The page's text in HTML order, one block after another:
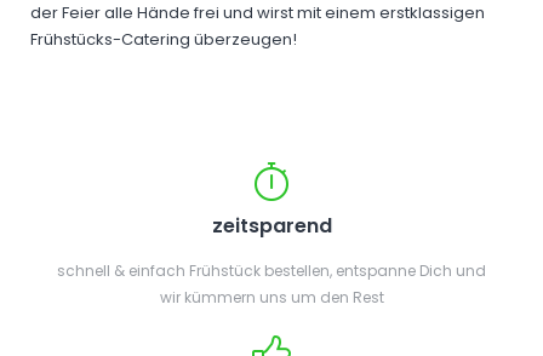
der Feier alle Hände frei und wirst mit einem erstklassigen
Frühstücks-Catering überzeugen!
zeitsparend
schnell & einfach Frühstück bestellen, entspanne Dich und
wir kümmern uns um den Rest